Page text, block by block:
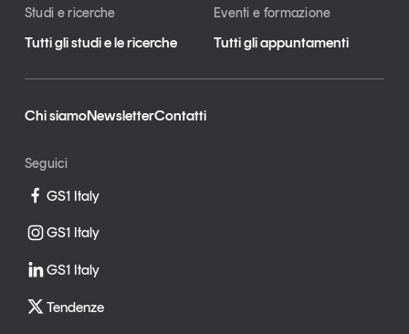
Studi e ricerche
Tutti gli studi e le ricerche
Eventi e formazione
Tutti gli appuntamenti
Chi siamoNewsletterContatti
Seguici
GS1 Italy
GS1 Italy
GS1 Italy
Tendenze